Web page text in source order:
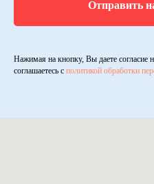
Отправить
Нажимая на кнопку, Вы даете согласие
соглашаетесь c политикой обработки